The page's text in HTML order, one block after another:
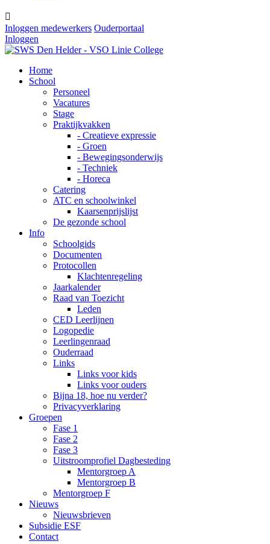

Inloggen medewerkers Ouderportaal
Inloggen
Home
School
Personeel
Vacatures
Stage
Praktijkvakken
- Creatieve expressie
- Groen
- Bewegingsonderwijs
- Techniek
- Horeca
Catering
ATC en schoolwinkel
Kaarsenprijslijst
De gezonde school
Info
Schoolgids
Documenten
Protocollen
Klachtenregeling
Jaarkalender
Raad van Toezicht
Leden
CED Leerlijnen
Logopedie
Leerlingenraad
Ouderraad
Links
Links voor kids
Links voor ouders
Bijna 18, hoe nu verder?
Privacyverklaring
Groepen
Fase 1
Fase 2
Fase 3
Uitstroomprofiel Dagbesteding
Mentorgroep A
Mentorgroep B
Mentorgroep F
Nieuws
Nieuwsbrieven
Subsidie ESF
Contact